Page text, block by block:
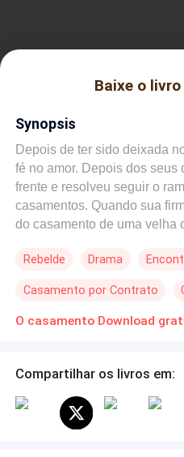
Baixe o
Synopsis
Depois de ter sido deixada
fé no amor. Depois dos seus
frente e resolveu seguir o
casamentos. Quando sua
do casamento de uma velha
invés de deixar o trabalho
amiga conseguiram
nos classificados.
Rebelde Drama
Casamento por Contrato
Compartilhar os livros em: